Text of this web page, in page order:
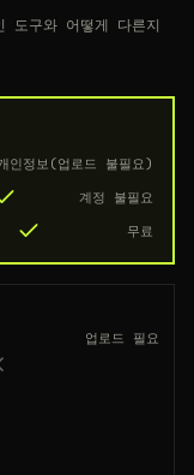
도구와 어떻게 다른지
인정보(업로드 불필요)
계정 불필요
무료
업로드 필요